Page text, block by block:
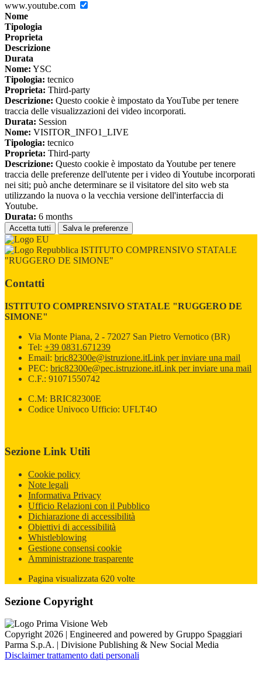
www.youtube.com
Nome
Tipologia
Proprieta
Descrizione
Durata
Nome: YSC
Tipologia: tecnico
Proprieta: Third-party
Descrizione: Questo cookie è impostato da YouTube per tenere
traccia delle visualizzazioni dei video incorporati.
Durata: Session
Nome: VISITOR_INFO1_LIVE
Tipologia: tecnico
Proprieta: Third-party
Descrizione: Questo cookie è impostato da Youtube per tenere
traccia delle preferenze dell'utente per i video di Youtube incorporati
nei siti; può anche determinare se il visitatore del sito web sta
utilizzando la nuova o la vecchia versione dell'interfaccia di
Youtube.
Durata: 6 months
Accetta tutti Salva le preferenze
ISTITUTO COMPRENSIVO STATALE
"RUGGERO DE SIMONE"
Contatti
ISTITUTO COMPRENSIVO STATALE "RUGGERO DE
SIMONE"
Via Monte Piana, 2 - 72027 San Pietro Vernotico (BR)
Tel: +39 0831.671239
Email: bric82300e@istruzione.itLink per inviare una mail
PEC: bric82300e@pec.istruzione.itLink per inviare una mail
C.F.: 91071550742
C.M: BRIC82300E
Codice Univoco Ufficio: UFLT4O
Sezione Link Utili
Cookie policy
Note legali
Informativa Privacy
Ufficio Relazioni con il Pubblico
Dichiarazione di accessibilità
Obiettivi di accessibilità
Whistleblowing
Gestione consensi cookie
Amministrazione trasparente
Pagina visualizzata 620 volte
Sezione Copyright
Copyright 2026 | Engineered and powered by Gruppo Spaggiari
Parma S.p.A. | Divisione Publishing & New Social Media
Disclaimer trattamento dati personali